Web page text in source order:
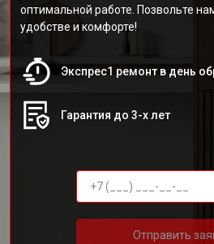
оптимальной работе. Позвольте
удобстве и комфорте!
Экспрес1 ремонт в день
Гарантия до 3-х лет
Отправить